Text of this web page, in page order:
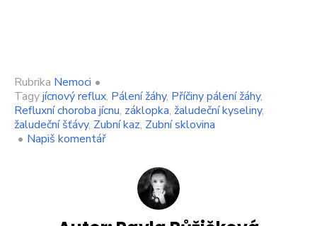
Rubrika Nemoci •
Tagyjícnový reflux, Pálení žáhy, Příčiny pálení žáhy,
Refluxní choroba jícnu, záklopka, žaludeční kyseliny,
žaludeční šťávy, Zubní kaz, Zubní sklovina
• Napiš komentářon
neblahé
důsledky.
Žaludeční